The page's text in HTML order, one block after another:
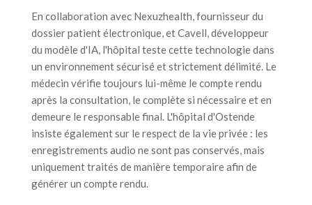
En collaboration avec Nexuzhealth, fournisseur du
dossier patient électronique, et Cavell, développeur
du modèle d'IA, l'hôpital teste cette technologie dans
un environnement sécurisé et strictement délimité. Le
médecin vérifie toujours lui-même le compte rendu
après la consultation, le complète si nécessaire et en
demeure le responsable final. L'hôpital d'Ostende
insiste également sur le respect de la vie privée : les
enregistrements audio ne sont pas conservés, mais
uniquement traités de manière temporaire afin de
générer un compte rendu.